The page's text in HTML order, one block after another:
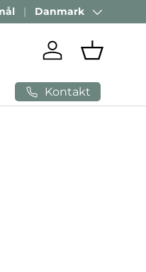
Land/Region
Danmark
Log ind
Kontakt